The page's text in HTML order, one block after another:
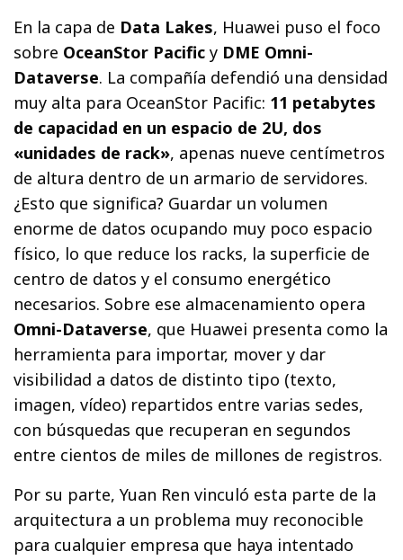
En la capa de Data Lakes, Huawei puso el foco
sobre OceanStor Pacific y DME Omni-
Dataverse. La compañía defendió una densidad
muy alta para OceanStor Pacific: 11 petabytes
de capacidad en un espacio de 2U, dos
«unidades de rack», apenas nueve centímetros
de altura dentro de un armario de servidores.
¿Esto que significa? Guardar un volumen
enorme de datos ocupando muy poco espacio
físico, lo que reduce los racks, la superficie de
centro de datos y el consumo energético
necesarios. Sobre ese almacenamiento opera
Omni-Dataverse, que Huawei presenta como la
herramienta para importar, mover y dar
visibilidad a datos de distinto tipo (texto,
imagen, vídeo) repartidos entre varias sedes,
con búsquedas que recuperan en segundos
entre cientos de miles de millones de registros.
Por su parte, Yuan Ren vinculó esta parte de la
arquitectura a un problema muy reconocible
para cualquier empresa que haya intentado